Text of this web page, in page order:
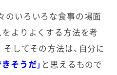
のいろいろな食事の場面
をよりよくする方法を考
そしてその方法は、自分に
そうだ」 と思えるもので